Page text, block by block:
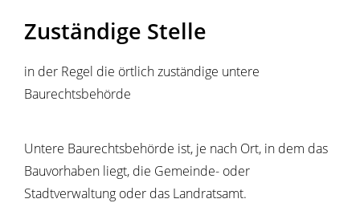
Zuständige Stelle
in der Regel die örtlich zuständige untere
Baurechtsbehörde
Untere Baurechtsbehörde ist, je nach Ort, in dem das
Bauvorhaben liegt, die Gemeinde- oder
Stadtverwaltung oder das Landratsamt.